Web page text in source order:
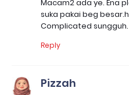
Macam2 ada ye. Ena
suka pakai beg
Complicated sungguh.
Reply
Pizzah